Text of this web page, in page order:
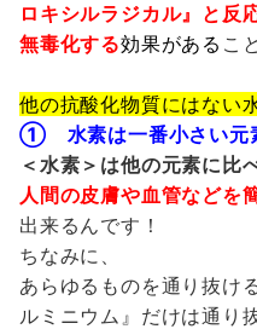
ロキシルラジカル』と反
無毒化する効果がある こ
他の抗酸化物質にはない
① 水素は一番小さい元
＜水素＞は他の元素に比
人間の皮膚や血管などを
出来るんです！
ちなみに、
あらゆるものを通り抜け
ルミニウム』だけは通り